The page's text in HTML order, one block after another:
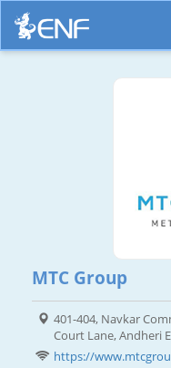
MTC Group
401-404, Navkar
Court Lane, Andheri
https://